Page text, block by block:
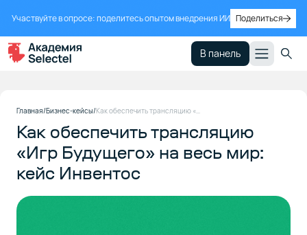
Участвуйте в опросе: поделитесь опытом внедрения ИИ Поделиться
В панель
1
компании
2
Вызовы и
решения
Главная Бизнес-кейсы Как обеспечить трансляцию «Игр Будущего» на весь мир: кейс Инвентос
Как обеспечить трансляцию
«Игр Будущего» на весь мир:
кейс Инвентос